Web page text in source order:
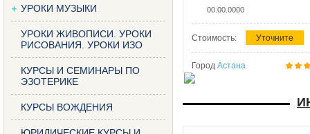
УРОКИ МУЗЫКИ
УРОКИ ЖИВОПИСИ. УРОКИ
РИСОВАНИЯ. УРОКИ ИЗО
КУРСЫ И СЕМИНАРЫ ПО
ЭЗОТЕРИКЕ
КУРСЫ ВОЖДЕНИЯ
00.00.0000
Стоимость: Уточните
Город Астана